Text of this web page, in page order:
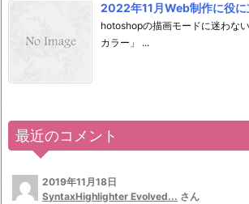
2022年11月Web制作に役に
hotoshopの描画モードに迷わな
カラー」 ...
最近のコメント
2019年11月18日
SyntaxHighlighter Evolved... さん